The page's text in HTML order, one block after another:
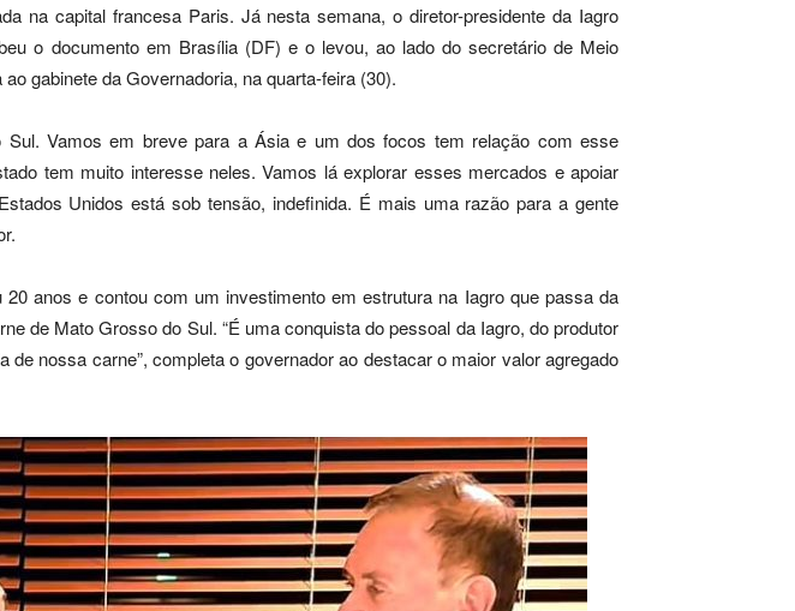
na capital francesa Paris. Já nesta semana, o diretor-presidente da Iagro
o documento em Brasília (DF) e o levou, ao lado do secretário de Meio
gabinete da Governadoria, na quarta-feira (30).
Vamos em breve para a Ásia e um dos focos tem relação com esse
tem muito interesse neles. Vamos lá explorar esses mercados e apoiar
Unidos está sob tensão, indefinida. É mais uma razão para a gente
anos e contou com um investimento em estrutura na Iagro que passa da
de Mato Grosso do Sul. “É uma conquista do pessoal da Iagro, do produtor
nossa carne”, completa o governador ao destacar o maior valor agregado